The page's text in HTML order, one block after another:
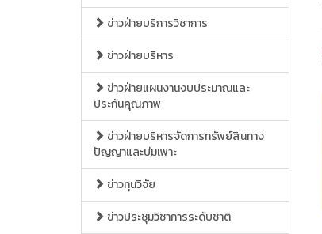
ข่าวฝ่ายบริการวิชาการ
ข่าวฝ่ายบริหาร
ข่าวฝ่ายแผนงานงบประมาณและ
ประกันคุณภาพ
ข่าวฝ่ายบริหารจัดการทรัพย์สินทาง
ปัญญาและบ่มเพาะ
ข่าวทุนวิจัย
ข่าวประชุมวิชาการระดับชาติ